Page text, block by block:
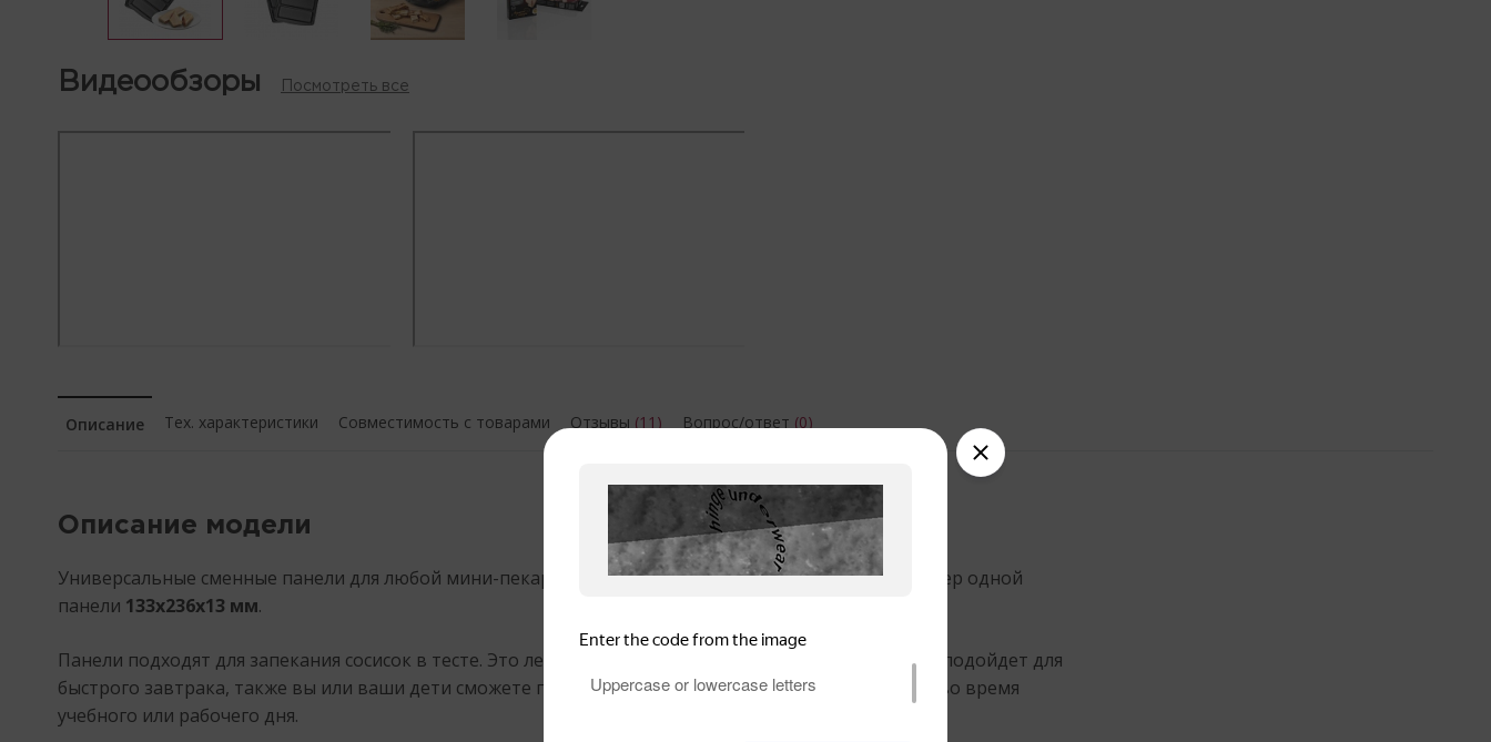
Видеообзоры Посмотреть все
Описание Тех. характеристики Совместимость с товарами Отзывы (11) Вопрос/ответ (0)
Описание модели
Универсальные сменные панели для любой мини-пекарни «Мультипекарь»REDMONDсерии 6! Размер одной
панели 133х236х13 мм.
Панели подходят для запекания сосисок в тесте. Это легкое в приготовлении и питательное блюдо подойдет для
быстрого завтрака, также вы или ваши дети сможете подкрепиться домашними сосисками в тесте во время
учебного или рабочего дня.